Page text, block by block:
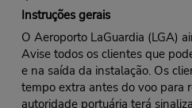
Instruções gerais
O Aeroporto LaGuardia (LGA)
Avise todos os clientes que
e na saída da instalação. Os
tempo extra antes do voo para
autoridade portuária terá